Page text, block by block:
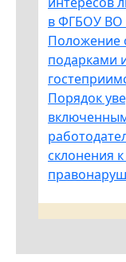
в ФГБОУ
Положение
подарками
Порядок
склонения